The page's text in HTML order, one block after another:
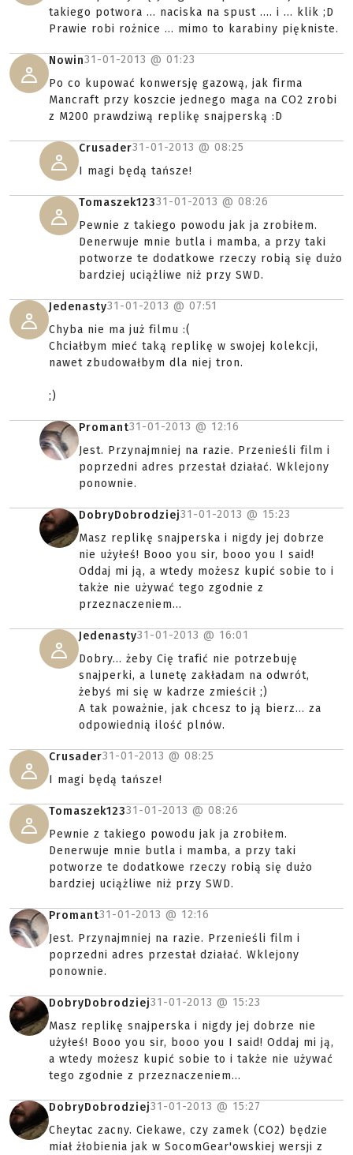
takiego potwora ... naciska na spust .... i ... klik ;D
Prawie robi rożnice ... mimo to karabiny piękniste.
Nowin31-01-2013 @ 01:23
Po co kupować konwersję gazową, jak firma
Mancraft przy koszcie jednego maga na CO2 zrobi
z M200 prawdziwą replikę snajperską :D
Crusader31-01-2013 @ 08:25
I magi będą tańsze!
Tomaszek12331-01-2013 @ 08:26
Pewnie z takiego powodu jak ja zrobiłem.
Denerwuje mnie butla i mamba, a przy taki
potworze te dodatkowe rzeczy robią się dużo
bardziej uciążliwe niż przy SWD.
Jedenasty31-01-2013 @ 07:51
Chyba nie ma już filmu :(
Chciałbym mieć taką replikę w swojej kolekcji,
nawet zbudowałbym dla niej tron.
;)
Promant31-01-2013 @ 12:16
Jest. Przynajmniej na razie. Przenieśli film i
poprzedni adres przestał działać. Wklejony
ponownie.
DobryDobrodziej31-01-2013 @ 15:23
Masz replikę snajperska i nigdy jej dobrze
nie użyłeś! Booo you sir, booo you I said!
Oddaj mi ją, a wtedy możesz kupić sobie to i
także nie używać tego zgodnie z
przeznaczeniem...
Jedenasty31-01-2013 @ 16:01
Dobry... żeby Cię trafić nie potrzebuję
snajperki, a lunetę zakładam na odwrót,
żebyś mi się w kadrze zmieścił ;)
A tak poważnie, jak chcesz to ją bierz... za
odpowiednią ilość plnów.
Crusader31-01-2013 @ 08:25
I magi będą tańsze!
Tomaszek12331-01-2013 @ 08:26
Pewnie z takiego powodu jak ja zrobiłem.
Denerwuje mnie butla i mamba, a przy taki
potworze te dodatkowe rzeczy robią się dużo
bardziej uciążliwe niż przy SWD.
Promant31-01-2013 @ 12:16
Jest. Przynajmniej na razie. Przenieśli film i
poprzedni adres przestał działać. Wklejony
ponownie.
DobryDobrodziej31-01-2013 @ 15:23
Masz replikę snajperska i nigdy jej dobrze nie
użyłeś! Booo you sir, booo you I said! Oddaj mi ją,
a wtedy możesz kupić sobie to i także nie używać
tego zgodnie z przeznaczeniem...
DobryDobrodziej31-01-2013 @ 15:27
Cheytac zacny. Ciekawe, czy zamek (CO2) będzie
miał żłobienia jak w SocomGear'owskiej wersji z